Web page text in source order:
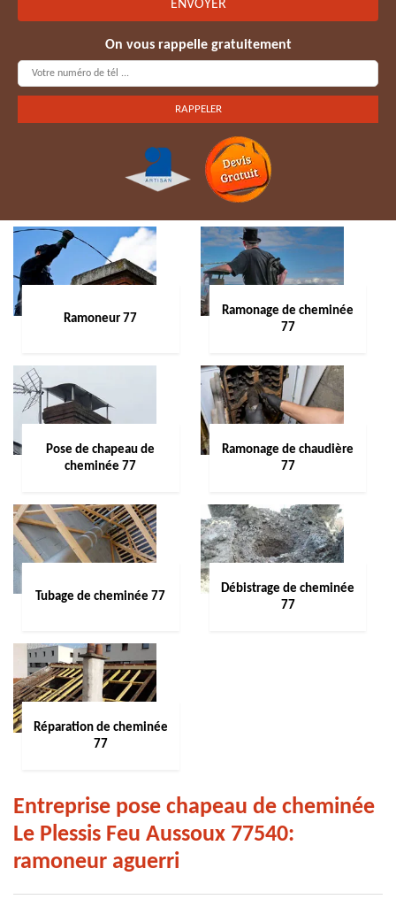
On vous rappelle gratuitement
Ramoneur 77
Ramonage de cheminée
77
Pose de chapeau de
cheminée 77
Ramonage de chaudière
77
Tubage de cheminée 77
Débistrage de cheminée
77
Réparation de cheminée
77
Entreprise pose chapeau de cheminée
Le Plessis Feu Aussoux 77540:
ramoneur aguerri